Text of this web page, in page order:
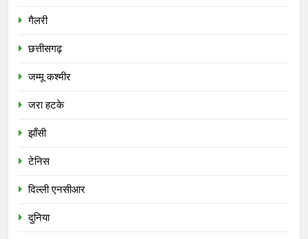
गैलरी
छत्तीसगढ़
जम्मू कश्मीर
जरा हटके
झाँसी
टेनिस
दिल्ली एनसीआर
दुनिया